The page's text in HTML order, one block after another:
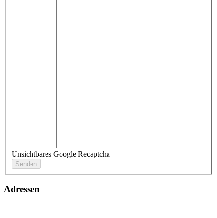
Unsichtbares Google Recaptcha
Adressen